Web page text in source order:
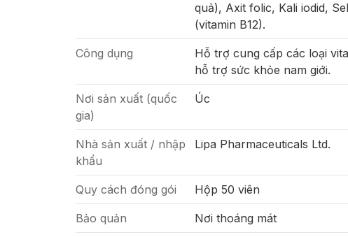
quả), Axit folic, Kali iodid,
(vitamin B12).
Công dụng
Hỗ trợ cung cấp các loại
hỗ trợ sức khỏe nam giới.
Nơi sản xuất (quốc
gia)
Úc
Nhà sản xuất / nhập
khẩu
Lipa Pharmaceuticals Ltd.
Quy cách đóng gói Hộp 50 viên
Bảo quản Nơi thoáng mát